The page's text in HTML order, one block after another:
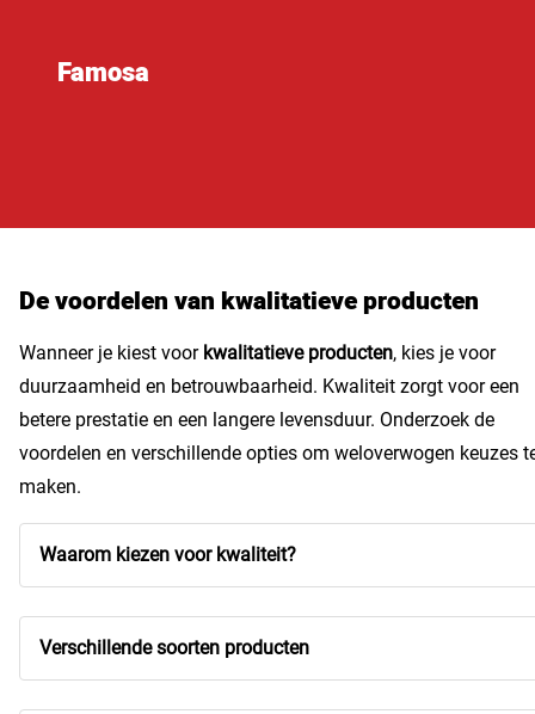
Famosa
De voordelen van kwalitatieve producten
Wanneer je kiest voor kwalitatieve producten, kies je voor
duurzaamheid en betrouwbaarheid. Kwaliteit zorgt voor een
betere prestatie en een langere levensduur. Onderzoek de
voordelen en verschillende opties om weloverwogen keuzes
maken.
Waarom kiezen voor kwaliteit?
Verschillende soorten producten